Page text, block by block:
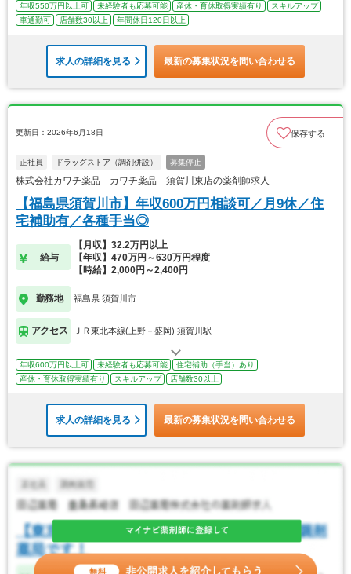
年収550万円以上可 未経験者も応募可能 産休・育休取得実績有り
スキルアップ
車通勤可
店舗数30以上 年間休日120日以上
求人の詳細を見る 最新の募集状況を問い合わせる
更新日：2026年6月18日 保存する
正社員 ドラッグストア（調剤併設） 募集停止
株式会社カワチ薬品 カワチ薬品 須賀川東店の薬剤師求人
【福島県須賀川市】年収600万円相談可／月9休／住
宅補助有／各種手当◎
給与
【月収】32.2万円以上
【年収】470万円～630万円程度
【時給】2,000円～2,400円
勤務地 福島県 須賀川市
アクセス ＪＲ東北本線(上野－盛岡) 須賀川駅
年収600万円以上可 未経験者も応募可能
住宅補助（手当）あり
産休・育休取得実績有り
スキルアップ 店舗数30以上
求人の詳細を見る 最新の募集状況を問い合わせる